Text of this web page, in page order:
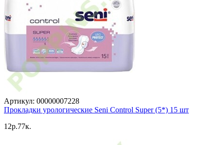
Артикул: 00000007228
Прокладки урологические Seni Control Super (5*) 15 шт
12p.77к.